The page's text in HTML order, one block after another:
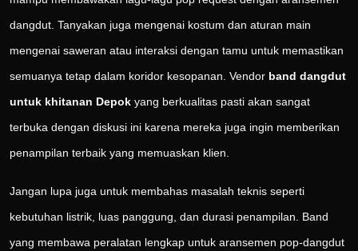
dangdut. Tanyakan juga mengenai kostum dan aturan main
mengenai saweran atau interaksi dengan tamu untuk memastikan
semuanya tetap dalam koridor kesopanan. Vendor band dangdut
untuk khitanan Depok yang berkualitas pasti akan sangat
terbuka dengan diskusi ini karena mereka juga ingin memberikan
penampilan terbaik yang memuaskan klien.
Jangan lupa juga untuk membahas masalah teknis seperti
kebutuhan listrik, luas panggung, dan durasi penampilan. Band
yang membawa peralatan lengkap untuk aransemen pop-dangdut